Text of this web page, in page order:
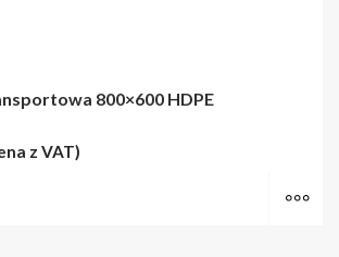
800×600 HDPE
z VAT)